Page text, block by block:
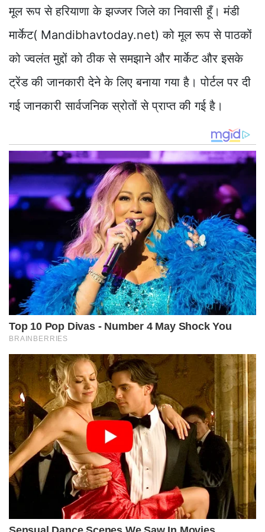
मूल रूप से हरियाणा के झज्जर जिले का निवासी हूँ। मंडी
मार्केट( Mandibhavtoday.net) को मूल रूप से पाठकों
को ज्वलंत मुद्दों को ठीक से समझाने और मार्केट और इसके
ट्रेंड की जानकारी देने के लिए बनाया गया है। पोर्टल पर दी
गई जानकारी सार्वजनिक स्रोतों से प्राप्त की गई है।